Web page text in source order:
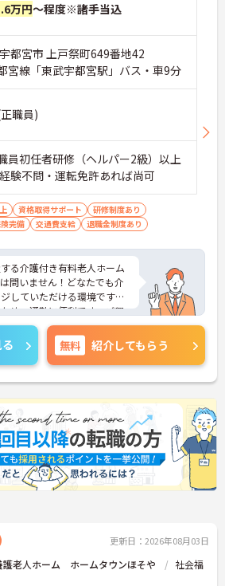
万円～程度※諸手当込
都宮市 上戸祭町649番地42
宮線「東武宇都宮駅」バス・車9分
職員)
員初任者研修（ヘルパー2級）以上
験不問・運転免許あれば尚可
資格取得サポート
研修制度あり
完備 交通費支給 退職金制度あり
る介護付き有料老人ホーム
問いません！どなたでも介
していただける環境です。
め、通勤に便利です。ご興
にお問い合わせください。
無料 紹介してもらう
更新日：2026年08月03日
護老人ホーム ホームタウンほそや
社会福